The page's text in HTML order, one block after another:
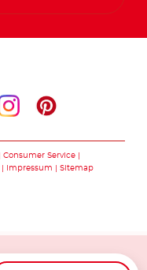
Consumer Service
Impressum Sitemap